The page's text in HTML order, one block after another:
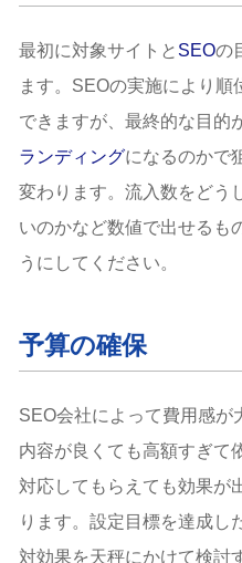
最初に対象サイトと SEOの
ます。SEOの実施により
できますが、最終的な目的
ランディングになるのかで
変わります。流入数をどう
いのかなど数値で出せるも
うにしてください。
予算の確保
SEO会社によって費用感が
内容が良くても高額すぎて
対応してもらえても効果が
ります。設定目標を達成し
対効果を天秤にかけて検討